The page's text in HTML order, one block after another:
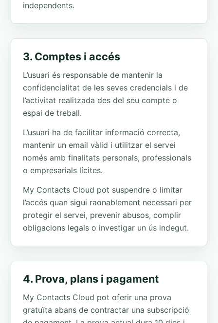
independents.
3. Comptes i accés
L’usuari és responsable de mantenir la
confidencialitat de les seves credencials i de
l’activitat realitzada des del seu compte o
espai de treball.
L’usuari ha de facilitar informació correcta,
mantenir un email vàlid i utilitzar el servei
només amb finalitats personals, professionals
o empresarials lícites.
My Contacts Cloud pot suspendre o limitar
l’accés quan sigui raonablement necessari per
protegir el servei, prevenir abusos, complir
obligacions legals o investigar un ús indegut.
4. Prova, plans i pagament
My Contacts Cloud pot oferir una prova
gratuïta abans de contractar una subscripció